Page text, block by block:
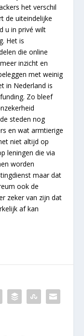
het verschil
de uiteindelijke
u in privé wilt
Het is
die online
inzicht en
met weinig
in Nederland is
Zo bleef
steden nog
en wat armtierige
niet altijd op
leningen die via
worden
maar dat
ook de
zeker van zijn dat
af kan